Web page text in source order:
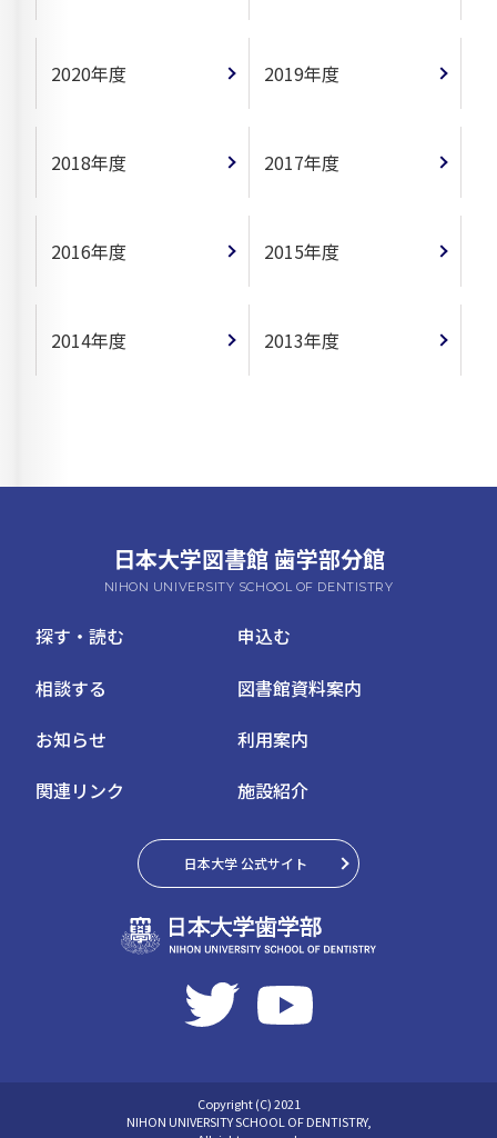
2020年度 2019年度
2018年度 2017年度
2016年度 2015年度
2014年度 2013年度
日本大学図書館 歯学部分館
NIHON UNIVERSITY SCHOOL OF DENTISTRY
探す・読む
申込む
相談する
図書館資料案内
お知らせ
利用案内
関連リンク
施設紹介
日本大学 公式サイト
Copyright (C) 2021
NIHON UNIVERSITY SCHOOL OF DENTISTRY,